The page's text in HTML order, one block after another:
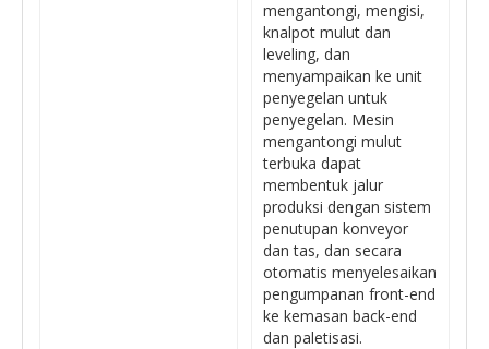
mengantongi, mengisi,
knalpot mulut dan
leveling, dan
menyampaikan ke unit
penyegelan untuk
penyegelan. Mesin
mengantongi mulut
terbuka dapat
membentuk jalur
produksi dengan sistem
penutupan konveyor
dan tas, dan secara
otomatis menyelesaikan
pengumpanan front-end
ke kemasan back-end
dan paletisasi.